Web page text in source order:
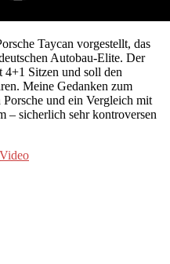
Taycan vorgestellt, das
Autobau-Elite. Der
4+1 Sitzen und soll den
Meine Gedanken zum
und ein Vergleich mit
– sicherlich sehr kontroversen
Video